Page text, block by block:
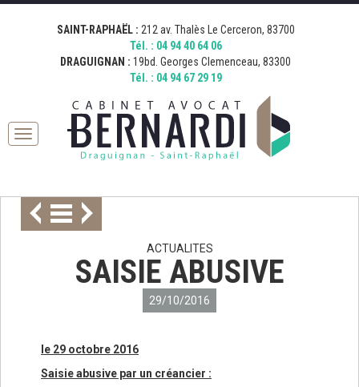
[google_map address="19 Boulevard Georges Clemenceau, 83300
Draguignan, France" zoom="15" desc="AVOCAT BERNARDI
DRAGUIGNAN" icon="http://bernardi.demo.comkwatt.com/wp-
content/uploads/2015/11/icon_map.png" ]
[google_map address="212 Avenue Thalès, 83700 Saint-Raphaël,
France" zoom="15" desc="AVOCAT BERNARDI SAINT RAPHAEL"
icon="http://bernardi.demo.comkwatt.com/wp-
content/uploads/2015/11/icon_map.png" ]
SAINT-RAPHAËL : 212 av. Thalès Le Cerceron, 83700
Tél. : 04 94 40 64 06
DRAGUIGNAN : 19bd. Georges Clemenceau, 83300
Tél. : 04 94 67 29 19
Toggle
ACTUALITES
SAISIE ABUSIVE
29/10/2016
le 29 octobre 2016
Saisie abusive par un créancier :